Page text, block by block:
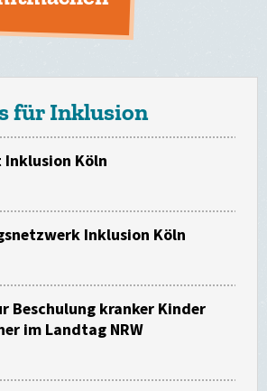
für Inklusion
Köln
Inklusion Köln
Beschulung kranker Kinder
im Landtag NRW